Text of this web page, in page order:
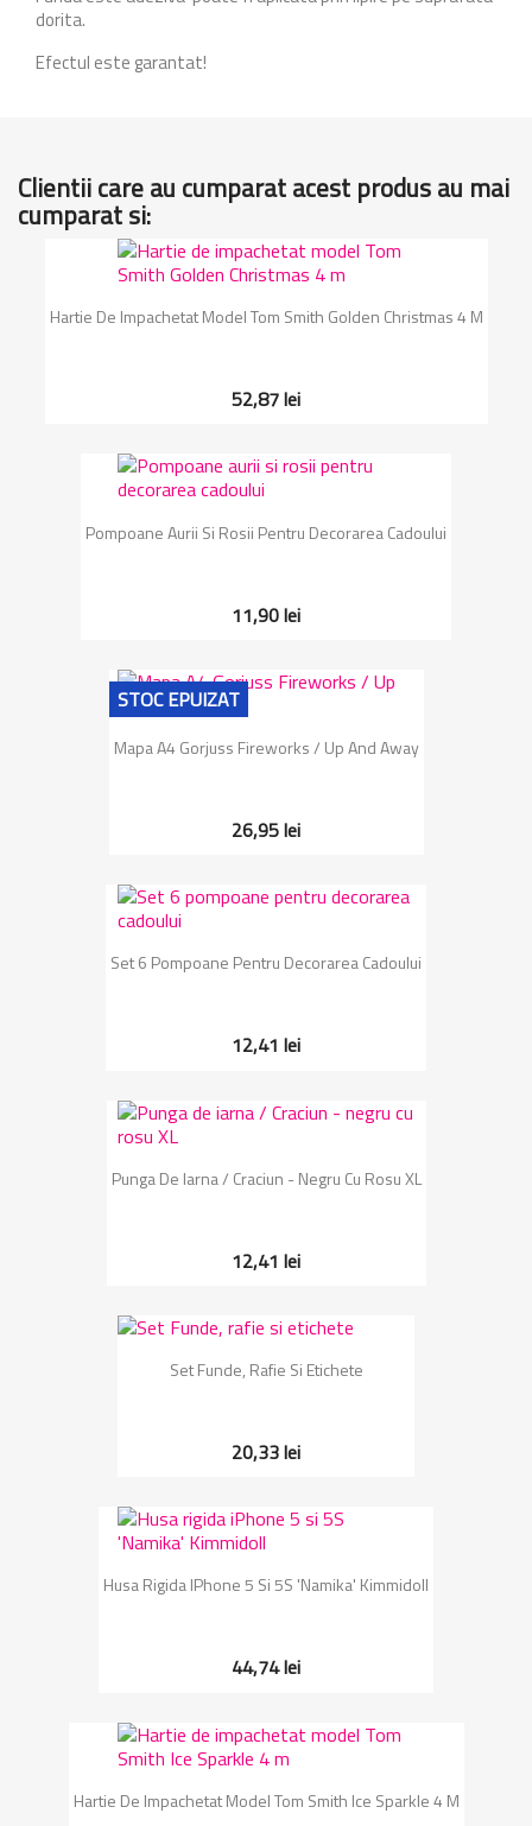
dorita.
Efectul este garantat!
Clientii care au cumparat acest produs au mai
cumparat si:
Hartie De Impachetat Model Tom Smith Golden Christmas 4 M
52,87 lei
Pompoane Aurii Si Rosii Pentru Decorarea Cadoului
11,90 lei
Mapa A4 Gorjuss Fireworks / Up And Away
26,95 lei
STOC EPUIZAT
Set 6 Pompoane Pentru Decorarea Cadoului
12,41 lei
Punga De Iarna / Craciun - Negru Cu Rosu XL
12,41 lei
Set Funde, Rafie Si Etichete
20,33 lei
Husa Rigida IPhone 5 Si 5S 'Namika' Kimmidoll
44,74 lei
Hartie De Impachetat Model Tom Smith Ice Sparkle 4 M